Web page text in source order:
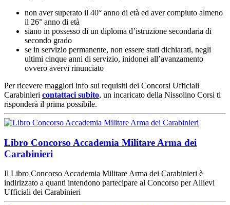
non aver superato il 40° anno di età ed aver compiuto almeno
il 26° anno di età
siano in possesso di un diploma d’istruzione secondaria di
secondo grado
se in servizio permanente, non essere stati dichiarati, negli
ultimi cinque anni di servizio, inidonei all’avanzamento
ovvero avervi rinunciato
Per ricevere maggiori info sui requisiti dei Concorsi Ufficiali
Carabinieri contattaci subito, un incaricato della Nissolino Corsi ti
risponderà il prima possibile.
Libro Concorso Accademia Militare Arma dei
Carabinieri
Il Libro Concorso Accademia Militare Arma dei Carabinieri è
indirizzato a quanti intendono partecipare al Concorso per Allievi
Ufficiali dei Carabinieri